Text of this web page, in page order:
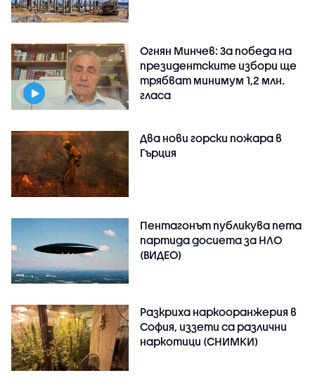
Огнян Минчев: За победа на
президентските избори ще
трябват минимум 1,2 млн.
гласа
Два нови горски пожара в
Гърция
Пентагонът публикува пета
партида досиета за НЛО
(ВИДЕО)
Разкриха наркооранжерия в
София, иззети са различни
наркотици (СНИМКИ)